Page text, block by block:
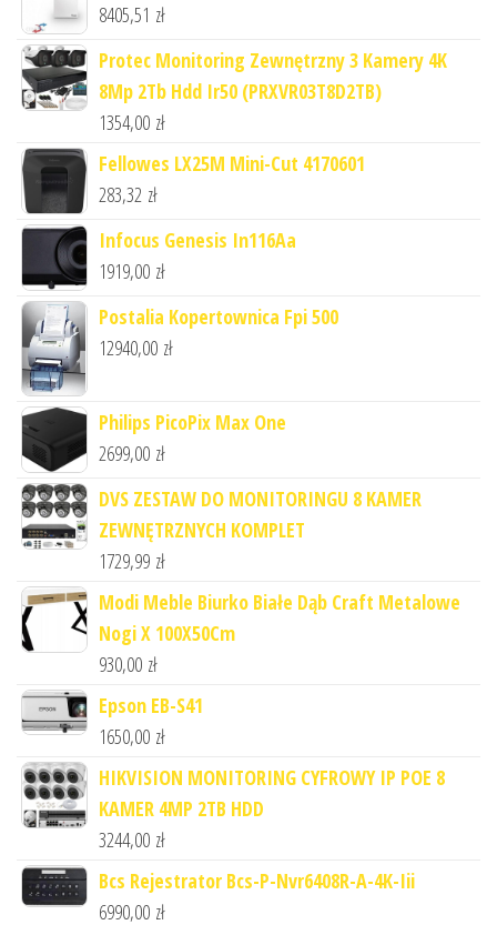
8405,51 zł
Protec Monitoring Zewnętrzny 3 Kamery 4K
8Mp 2Tb Hdd Ir50 (PRXVR03T8D2TB)
1354,00 zł
Fellowes LX25M Mini-Cut 4170601
283,32 zł
Infocus Genesis In116Aa
1919,00 zł
Postalia Kopertownica Fpi 500
12940,00 zł
Philips PicoPix Max One
2699,00 zł
DVS ZESTAW DO MONITORINGU 8 KAMER
ZEWNĘTRZNYCH KOMPLET
1729,99 zł
Modi Meble Biurko Białe Dąb Craft Metalowe
Nogi X 100X50Cm
930,00 zł
Epson EB-S41
1650,00 zł
HIKVISION MONITORING CYFROWY IP POE 8
KAMER 4MP 2TB HDD
3244,00 zł
Bcs Rejestrator Bcs-P-Nvr6408R-A-4K-Iii
6990,00 zł